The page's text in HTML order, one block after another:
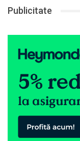
Publicitate